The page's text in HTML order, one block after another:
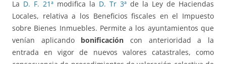
La D. F. 21ª modifica la D. Tr 3ª de la Ley de Haciendas
Locales, relativa a los Beneficios fiscales en el Impuesto
sobre Bienes Inmuebles. Permite a los ayuntamientos que
venían aplicando bonificación con anterioridad a la
entrada en vigor de nuevos valores catastrales, como